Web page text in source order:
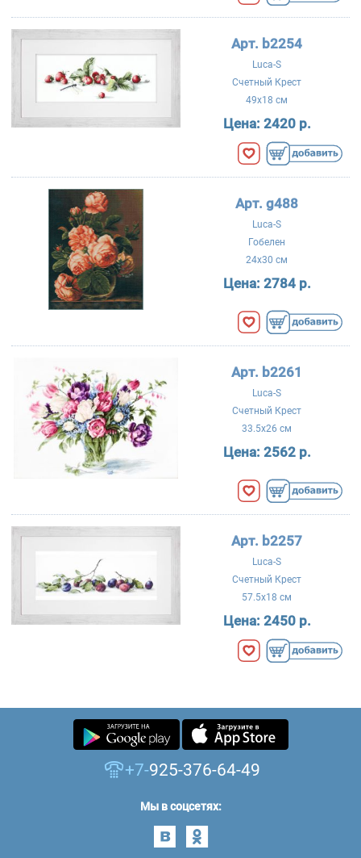
Арт. b2254
Luca-S
Счетный Крест
49x18 см
Цена: 2420 р.
Арт. g488
Luca-S
Гобелен
24x30 см
Цена: 2784 р.
Арт. b2261
Luca-S
Счетный Крест
33.5x26 см
Цена: 2562 р.
Арт. b2257
Luca-S
Счетный Крест
57.5x18 см
Цена: 2450 р.
+7-925-376-64-49
Мы в соцсетях: